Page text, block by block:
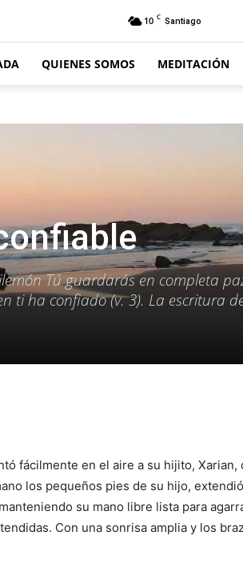
10 C Santiago
QUIENES SOMOS MEDITACIÓN
Tú guardarás en completa
ti ha confiado (v. 3). La escritura
fácilmente en el aire a su hijito, Xarian,
los pequeños pies de su hijo,
su mano libre lista para
Con una sonrisa amplia y los